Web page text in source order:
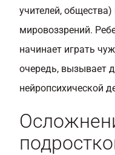
учителей,
мировоззрений.
начинает играть
очередь, вызывает
нейропсихической